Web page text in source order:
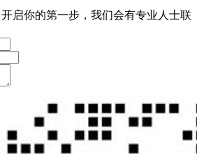
开启你的第一步，我们会有专业人士联